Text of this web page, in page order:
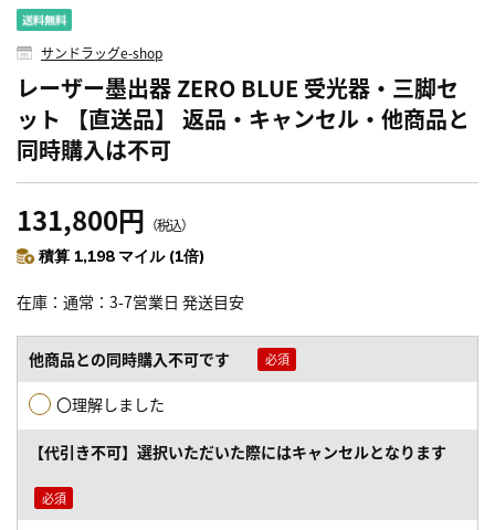
サンドラッグe-shop
レーザー墨出器 ZERO BLUE 受光器・三脚セ
ット 【直送品】 返品・キャンセル・他商品と
同時購入は不可
131,800円 （税込）
積算 1,198 マイル (1倍)
在庫 通常：3-7営業日 発送目安
他商品との同時購入不可です
〇理解しました
【代引き不可】選択いただいた際にはキャンセルとなります